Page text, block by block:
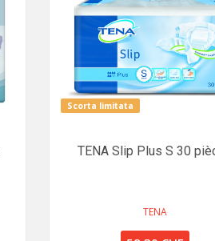
Scorta limitata
TENA Slip Plus S 30
TENA